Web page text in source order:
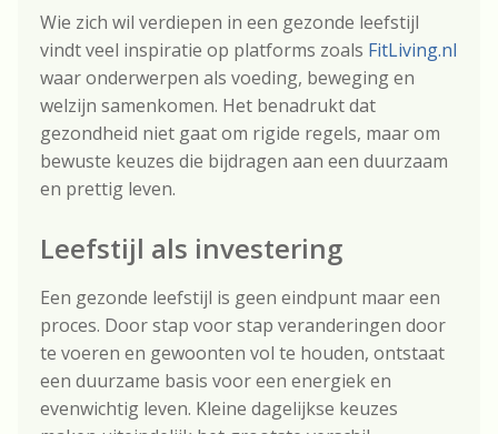
Wie zich wil verdiepen in een gezonde leefstijl
vindt veel inspiratie op platforms zoals FitLiving.nl
waar onderwerpen als voeding, beweging en
welzijn samenkomen. Het benadrukt dat
gezondheid niet gaat om rigide regels, maar om
bewuste keuzes die bijdragen aan een duurzaam
en prettig leven.
Leefstijl als investering
Een gezonde leefstijl is geen eindpunt maar een
proces. Door stap voor stap veranderingen door
te voeren en gewoonten vol te houden, ontstaat
een duurzame basis voor een energiek en
evenwichtig leven. Kleine dagelijkse keuzes